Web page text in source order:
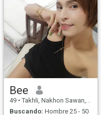
Bee
49 • Takhli, Nakhon Sawan, Tailandia
Buscando: Hombre 25 - 50